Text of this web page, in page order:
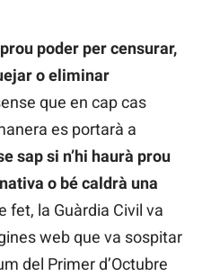
prou poder per censurar,
o eliminar
que en cap cas
es portarà a
sap si n’hi haurà prou
o bé caldrà una
fet, la Guàrdia Civil va
web que va sospitar
del Primer d’Octubre